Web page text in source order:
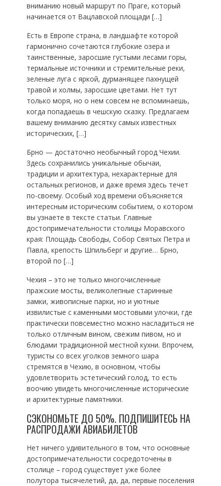
вниманию новый маршрут по Праге, который
начинается от Вацлавской площади […]
Есть в Европе страна, в ландшафте которой
гармонично сочетаются глубокие озера и
таинственные, заросшие густыми лесами горы,
термальные источники и стремительные реки,
зеленые луга с яркой, дурманящее пахнущей
травой и холмы, заросшие цветами. Нет тут
только моря, но о нем совсем не вспоминаешь,
когда попадаешь в чешскую сказку. Предлагаем
вашему вниманию десятку самых известных
исторических, […]
Брно — достаточно необычный город Чехии.
Здесь сохранились уникальные обычаи,
традиции и архитектура, нехарактерные для
остальных регионов, и даже время здесь течет
по-своему. Особый ход времени объясняется
интересным историческим событием, о котором
вы узнаете в тексте статьи. Главные
достопримечательности столицы Моравского
края: Площадь Свободы, Собор Святых Петра и
Павла, крепость Шпильберг и другие… Брно,
второй по […]
Чехия – это не только многочисленные
пражские мосты, великолепные старинные
замки, живописные парки, но и уютные
извилистые с каменными мостовыми улочки, где
практически повсеместно можно насладиться не
только отличным вином, свежим пивом, но и
блюдами традиционной местной кухни. Впрочем,
туристы со всех уголков земного шара
стремятся в Чехию, в основном, чтобы
удовлетворить эстетический голод, то есть
воочию увидеть многочисленные исторические
и архитектурные памятники.
СЭКОНОМЬТЕ ДО 50%. ПОДПИШИТЕСЬ НА
РАСПРОДАЖИ АВИАБИЛЕТОВ
Нет ничего удивительного в том, что основные
достопримечательности сосредоточены в
столице – город существует уже более
полутора тысячелетий, да, да, первые поселения